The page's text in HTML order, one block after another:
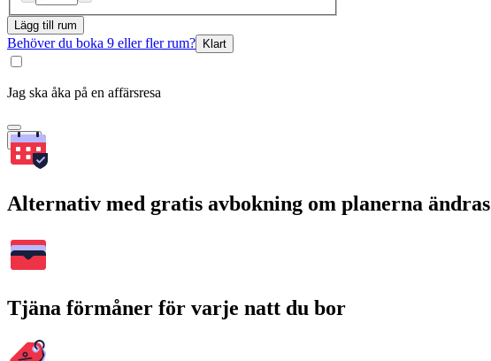
Lägg till rum
Behöver du boka 9 eller fler rum? Klart
Jag ska åka på en affärsresa
Sök
Alternativ med gratis avbokning om planerna ändras
Tjäna förmåner för varje natt du bor